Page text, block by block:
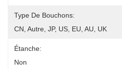
Type De Bouchons:
CN, Autre, JP, US, EU, AU, UK
Étanche:
Non